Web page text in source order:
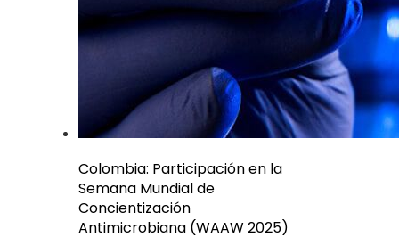
Colombia: Participación en la
Semana Mundial de
Concientización
Antimicrobiana (WAAW 2025)